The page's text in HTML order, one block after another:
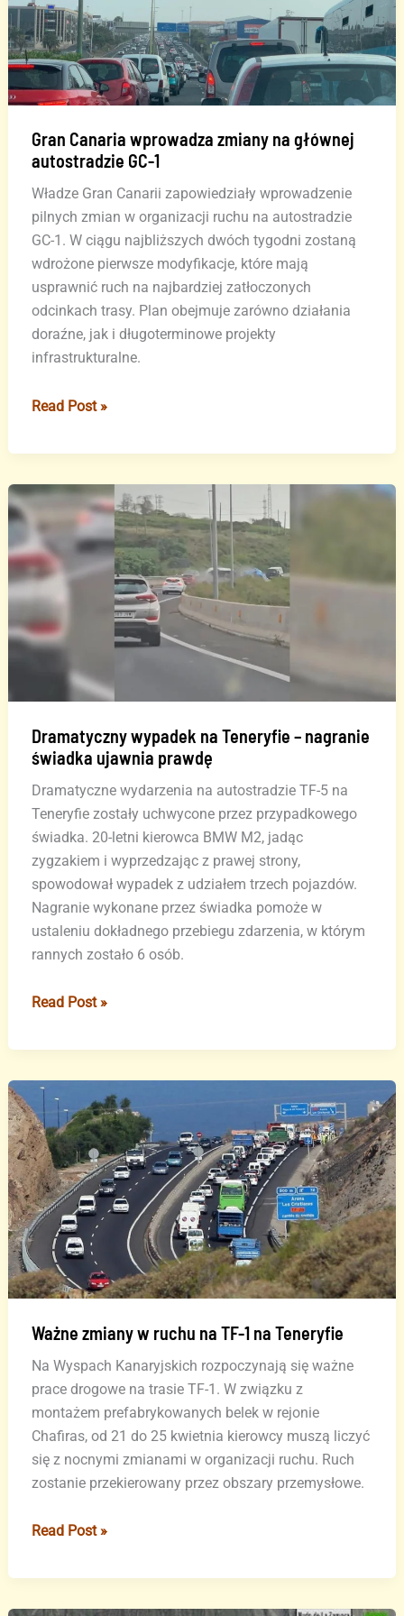
Gran Canaria wprowadza zmiany na głównej
autostradzie GC-1
Władze Gran Canarii zapowiedziały wprowadzenie
pilnych zmian w organizacji ruchu na autostradzie
GC-1. W ciągu najbliższych dwóch tygodni zostaną
wdrożone pierwsze modyfikacje, które mają
usprawnić ruch na najbardziej zatłoczonych
odcinkach trasy. Plan obejmuje zarówno działania
doraźne, jak i długoterminowe projekty
infrastrukturalne.
Gran
wprowadza
na
głównej
autostradzie
GC-
Read Post »
Dramatyczny wypadek na Teneryfie – nagranie
świadka ujawnia prawdę
Dramatyczne wydarzenia na autostradzie TF-5 na
Teneryfie zostały uchwycone przez przypadkowego
świadka. 20-letni kierowca BMW M2, jadąc
zygzakiem i wyprzedzając z prawej strony,
spowodował wypadek z udziałem trzech pojazdów.
Nagranie wykonane przez świadka pomoże w
ustaleniu dokładnego przebiegu zdarzenia, w którym
rannych zostało 6 osób.
Dramatyczny
na
nagranie
świadka
ujawnia
prawdę
Read Post »
Ważne zmiany w ruchu na TF-1 na Teneryfie
Na Wyspach Kanaryjskich rozpoczynają się ważne
prace drogowe na trasie TF-1. W związku z
montażem prefabrykowanych belek w rejonie
Chafiras, od 21 do 25 kwietnia kierowcy muszą liczyć
się z nocnymi zmianami w organizacji ruchu. Ruch
zostanie przekierowany przez obszary przemysłowe.
Ważne
w
Read Post »